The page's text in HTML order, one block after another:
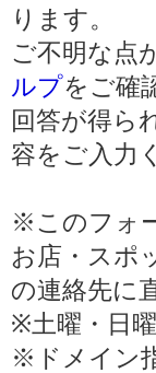
ります。
ご不明な点
ルプをご確
回答が得ら
容をご入力
※このフォ
お店・スポ
の連絡先に
※土曜・日
※ドメイン